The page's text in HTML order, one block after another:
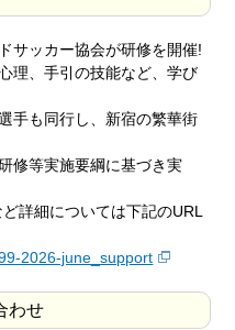
サッカー協会が研修を開催!
理、手引の技能など、学び
手も同行し、新宿の繁華街
修等実施要綱に基づき実
詳細については下記のURL
2026-june_support
わせ